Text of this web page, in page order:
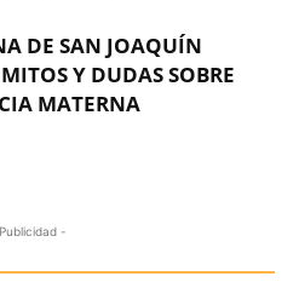
DE SAN JOAQUÍN
Y DUDAS SOBRE
MATERNA
-